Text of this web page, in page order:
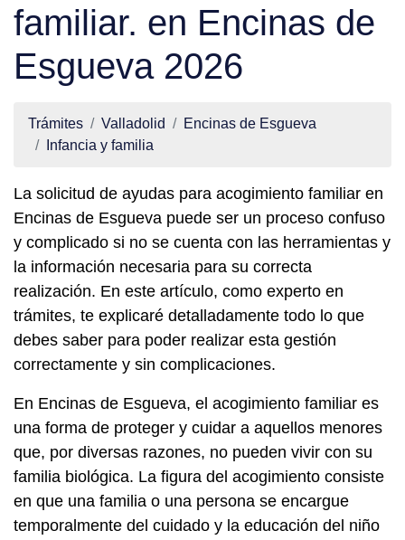
familiar. en Encinas de
Esgueva 2026
Trámites Valladolid
Encinas de Esgueva
Infancia y familia
La solicitud de ayudas para acogimiento familiar en
Encinas de Esgueva puede ser un proceso confuso
y complicado si no se cuenta con las herramientas y
la información necesaria para su correcta
realización. En este artículo, como experto en
trámites, te explicaré detalladamente todo lo que
debes saber para poder realizar esta gestión
correctamente y sin complicaciones.
En Encinas de Esgueva, el acogimiento familiar es
una forma de proteger y cuidar a aquellos menores
que, por diversas razones, no pueden vivir con su
familia biológica. La figura del acogimiento consiste
en que una familia o una persona se encargue
temporalmente del cuidado y la educación del niño